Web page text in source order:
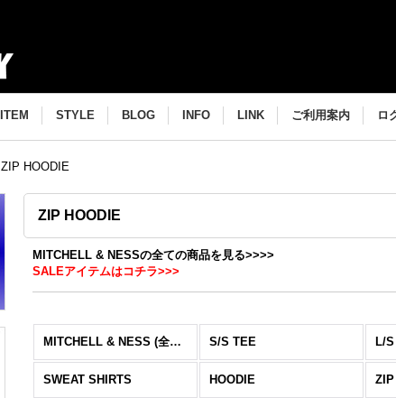
ITEM STYLE BLOG INFO LINK ご利用案内 ロ
ZIP HOODIE
ZIP HOODIE
MITCHELL & NESSの全ての商品を見る>>>>
SALEアイテムはコチラ>>>
MITCHELL & NESS (全商品) S/S TEE L/
SWEAT SHIRTS HOODIE ZIP